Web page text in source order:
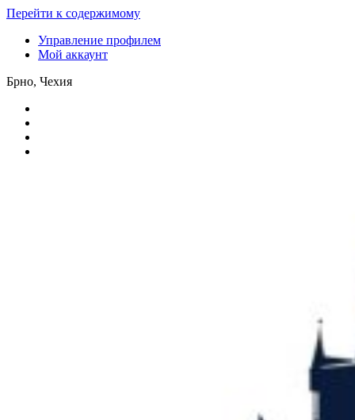
Перейти к содержимому
Управление профилем
Мой аккаунт
Брно, Чехия